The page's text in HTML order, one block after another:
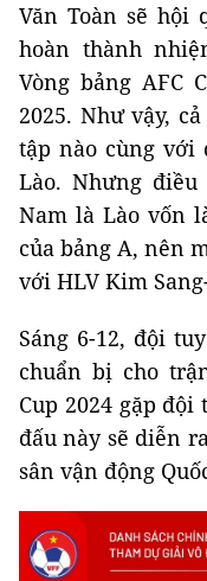
Văn Toàn sẽ hội
hoàn thành
Vòng bảng AFC
2025. Như vậy,
tập nào cùng
Lào. Nhưng
Nam là Lào vốn
của bảng A, nên
với HLV Kim
Sáng 6-12, đội
chuẩn bị cho
Cup 2024 gặp
đấu này sẽ diễn
sân vận động